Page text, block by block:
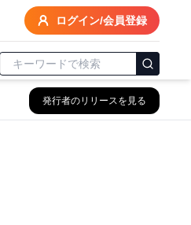
ログイン/会員登録
発行者のリリースを見る